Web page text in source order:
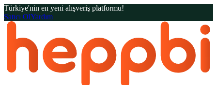
Türkiye'nin en yeni alışveriş platformu!
Satıcı OlYardım